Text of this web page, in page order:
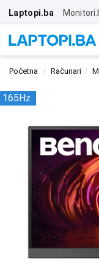
Laptopi.ba
Početna Računari
165Hz